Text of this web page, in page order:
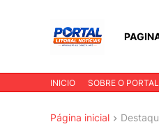
INICIO SOBRE O PORTAL
Página inicial